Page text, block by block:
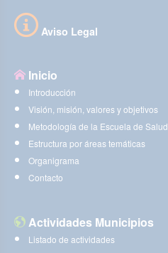
Aviso Legal
Inicio
Introducción
Visión, misión, valores y objetivos
Metodología de la Escuela de Salud
Estructura por áreas temáticas
Organigrama
Contacto
Actividades Municipios
Listado de actividades